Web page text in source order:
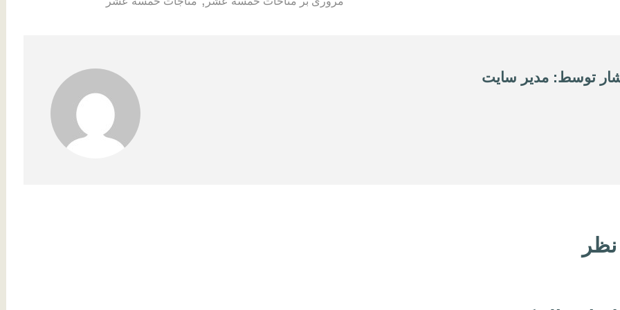
توسط: مدیر سایت